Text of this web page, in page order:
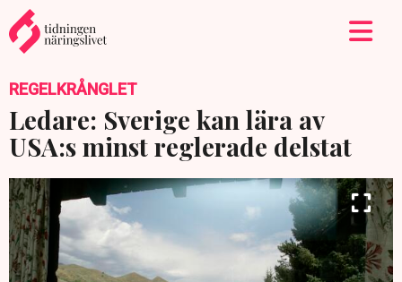
REGELKRÅNGLET
Ledare: Sverige kan lära av
USA:s minst reglerade delstat